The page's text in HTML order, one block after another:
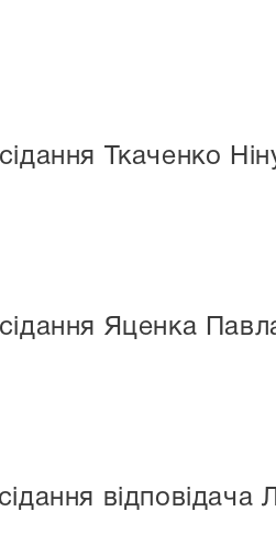
Ткаченко
Яценка
відповідача